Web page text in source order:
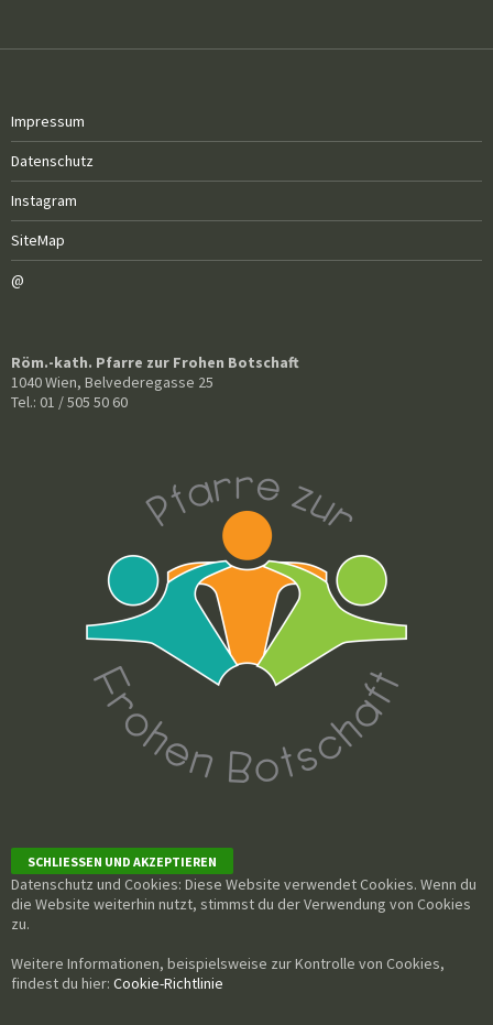
Impressum
Datenschutz
Instagram
SiteMap
@
Röm.-kath. Pfarre zur Frohen Botschaft
1040 Wien, Belvederegasse 25
Tel.: 01 / 505 50 60
Datenschutz und Cookies: Diese Website verwendet Cookies. Wenn du
die Website weiterhin nutzt, stimmst du der Verwendung von Cookies
zu.
Weitere Informationen, beispielsweise zur Kontrolle von Cookies,
findest du hier: Cookie-Richtlinie